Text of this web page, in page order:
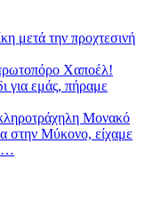
μετά την προχτεσινή
Χαποέλ!
για εμάς, πήραμε
Μονακό
στην Μύκονο, είχαμε